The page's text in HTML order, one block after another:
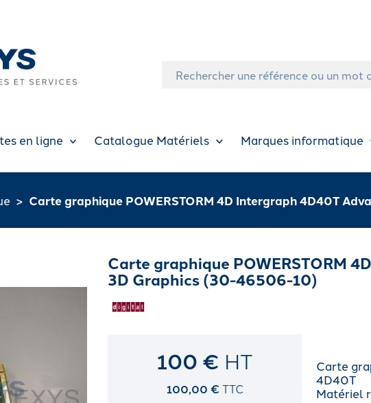
en ligne Catalogue Matériels Marques informatique
Carte graphique POWERSTORM 4D Intergraph 4D40T
Carte graphique POWERSTORM
3D Graphics (30-46506-10)
100 € HT
100,00 € TTC
Carte
4D40T
Matériel